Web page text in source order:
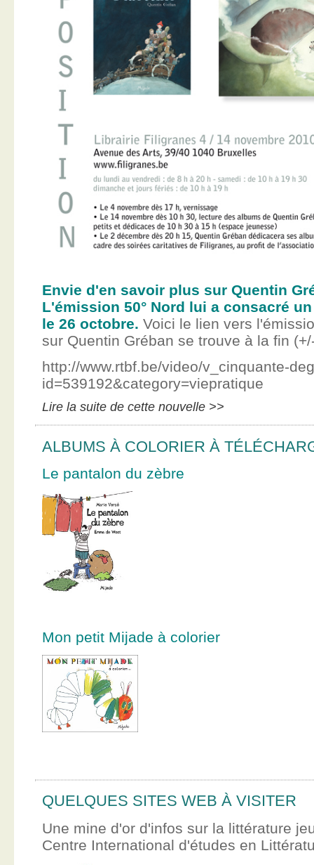
Envie d'en savoir plus sur Quentin
L'émission 50° Nord lui a consacré
le 26 octobre. Voici le lien vers
sur Quentin Gréban se trouve à la fin
http://www.rtbf.be/video/v_cinquante-
id=539192&category=viepratique
Lire la suite de cette nouvelle >>
ALBUMS À COLORIER À
Le pantalon du zèbre
Mon petit Mijade à colorier
QUELQUES SITES WEB À VISITER
Une mine d'or d'infos sur la littérature
Centre International d'études en